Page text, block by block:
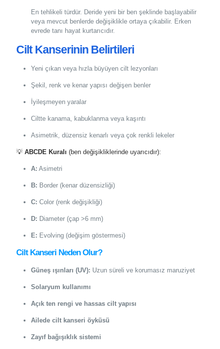
En tehlikeli türdür. Deride yeni bir ben şeklinde başlayabilir
veya mevcut benlerde değişiklikle ortaya çıkabilir. Erken
evrede tanı hayat kurtarıcıdır.
Cilt Kanserinin Belirtileri
Yeni çıkan veya hızla büyüyen cilt lezyonları
Şekil, renk ve kenar yapısı değişen benler
İyileşmeyen yaralar
Ciltte kanama, kabuklanma veya kaşıntı
Asimetrik, düzensiz kenarlı veya çok renkli lekeler
💡 ABCDE Kuralı (ben değişikliklerinde uyarıcıdır):
A: Asimetri
B: Border (kenar düzensizliği)
C: Color (renk değişikliği)
D: Diameter (çap >6 mm)
E: Evolving (değişim göstermesi)
Cilt Kanseri Neden Olur?
Güneş ışınları (UV): Uzun süreli ve korumasız maruziyet
Solaryum kullanımı
Açık ten rengi ve hassas cilt yapısı
Ailede cilt kanseri öyküsü
Zayıf bağışıklık sistemi